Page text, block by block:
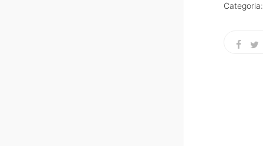
Categoria: